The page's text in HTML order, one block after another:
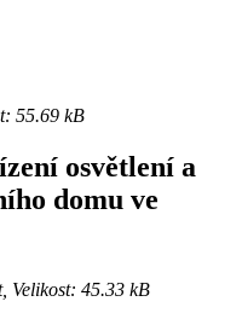
55.69 kB
osvětlení a
domu ve
Velikost: 45.33 kB